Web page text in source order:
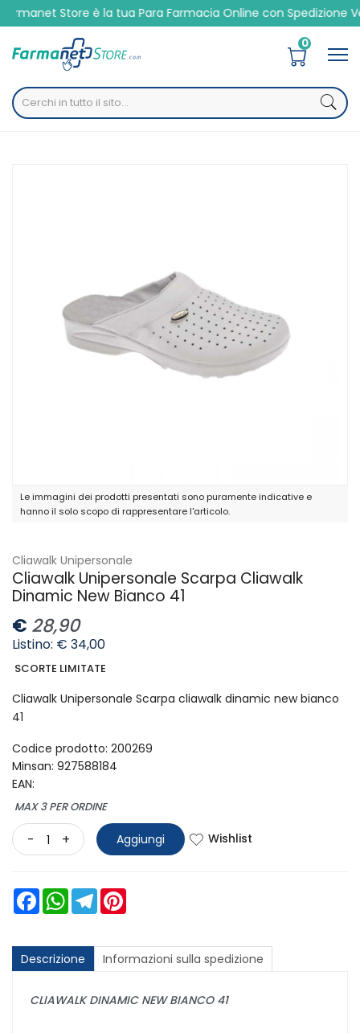
la tua Para Farmacia Online con Spedizione Veloce 24/48h
0
Le immagini dei prodotti presentati sono puramente indicative e
hanno il solo scopo di rappresentare l'articolo.
Cliawalk Unipersonale
Cliawalk Unipersonale Scarpa Cliawalk
Dinamic New Bianco 41
€ 28,90
Listino: € 34,00
SCORTE LIMITATE
Cliawalk Unipersonale Scarpa cliawalk dinamic new bianco
41
Codice prodotto: 200269
Minsan: 927588184
EAN:
MAX 3 PER ORDINE
- + Aggiungi Wishlist
FacebookWhatsAppTelegram
Descrizione Informazioni sulla spedizione
CLIAWALK DINAMIC NEW BIANCO 41